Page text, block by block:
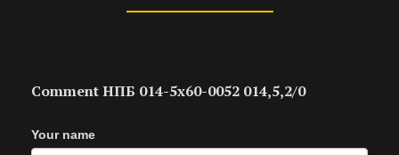
Comment НПБ 014-5х60-0052 014,5,2/0
Your name